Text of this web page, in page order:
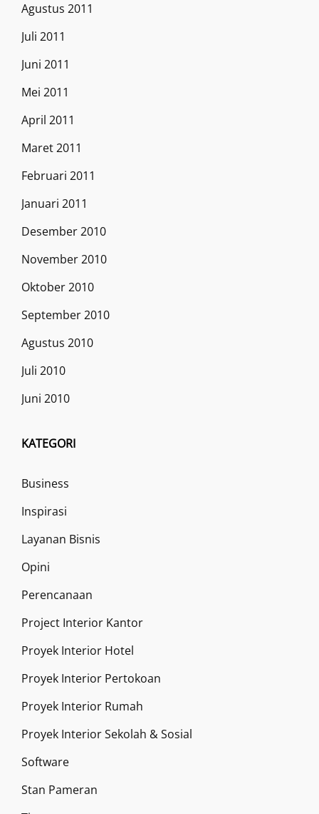
Agustus 2011
Juli 2011
Juni 2011
Mei 2011
April 2011
Maret 2011
Februari 2011
Januari 2011
Desember 2010
November 2010
Oktober 2010
September 2010
Agustus 2010
Juli 2010
Juni 2010
KATEGORI
Business
Inspirasi
Layanan Bisnis
Opini
Perencanaan
Project Interior Kantor
Proyek Interior Hotel
Proyek Interior Pertokoan
Proyek Interior Rumah
Proyek Interior Sekolah & Sosial
Software
Stan Pameran